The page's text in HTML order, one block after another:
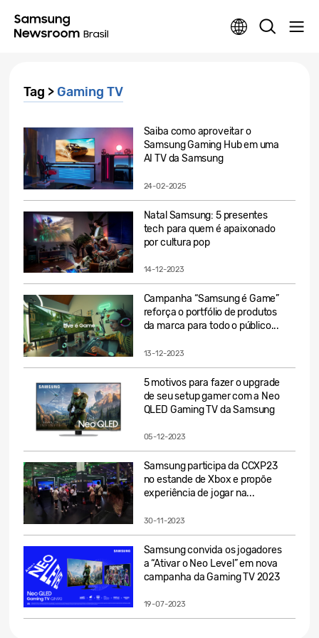
Tag > Gaming TV
Saiba como aproveitar o
Samsung Gaming Hub em uma
AI TV da Samsung
24-02-2025
Natal Samsung: 5 presentes
tech para quem é apaixonado
por cultura pop
14-12-2023
Campanha “Samsung é Game”
reforça o portfólio de produtos
da marca para todo o público...
13-12-2023
5 motivos para fazer o upgrade
de seu setup gamer com a Neo
QLED Gaming TV da Samsung
05-12-2023
Samsung participa da CCXP23
no estande de Xbox e propõe
experiência de jogar na...
30-11-2023
Samsung convida os jogadores
a “Ativar o Neo Level” em nova
campanha da Gaming TV 2023
19-07-2023